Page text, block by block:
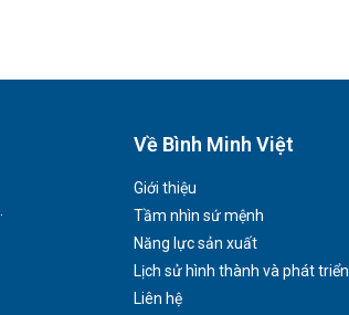
Về Bình Minh Việt
Giới thiệu
Tầm nhìn sứ mệnh
Năng lực sản xuất
Lịch sử hình thành và phát triển
Liên hệ